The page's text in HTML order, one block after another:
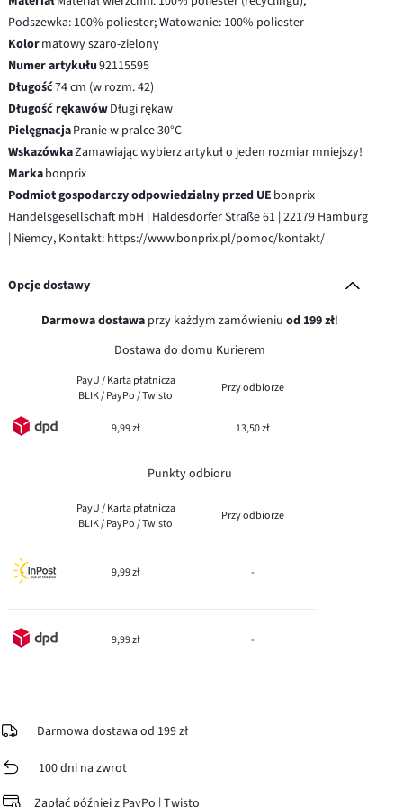
Podszewka: 100% poliester; Watowanie: 100% poliester
Kolormatowy szaro-zielony
Numer artykułu92115595
Długość74 cm (w rozm. 42)
Długość rękawówDługi rękaw
PielęgnacjaPranie w pralce 30°C
WskazówkaZamawiając wybierz artykuł o jeden rozmiar mniejszy!
Markabonprix
Podmiot gospodarczy odpowiedzialny przed UE bonprix
Handelsgesellschaft mbH | Haldesdorfer Straße 61 | 22179 Hamburg
| Niemcy, Kontakt: https://www.bonprix.pl/pomoc/kontakt/
Opcje dostawy
Darmowa dostawaprzy każdym zamówieniu od 199 zł!
Dostawa do domu Kurierem
PayU / Karta płatnicza
BLIK / PayPo / Twisto
Przy odbiorze
9,99 zł 13,50 zł
Punkty odbioru
PayU / Karta płatnicza
BLIK / PayPo / Twisto
Przy odbiorze
9,99 zł -
9,99 zł -
Darmowa dostawa od 199 zł
100 dni na zwrot